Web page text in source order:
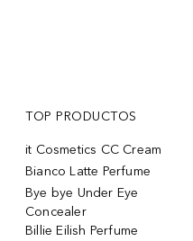
TOP PRODUCTOS
it Cosmetics CC Cream
Bianco Latte Perfume
Bye bye Under Eye
Concealer
Billie Eilish Perfume